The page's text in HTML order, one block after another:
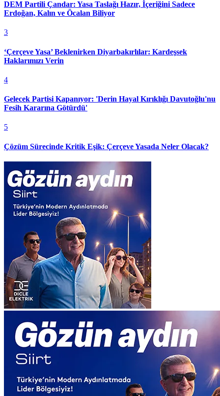
DEM Partili Çandar: Yasa Taslağı Hazır, İçeriğini Sadece
Erdoğan, Kalın ve Öcalan Biliyor
3
‘Çerçeve Yasa’ Beklenirken Diyarbakırlılar: Kardeşsek
Haklarımızı Verin
4
Gelecek Partisi Kapanıyor: 'Derin Hayal Kırıklığı Davutoğlu'nu
Fesih Kararına Götürdü'
5
Çözüm Sürecinde Kritik Eşik: Çerçeve Yasada Neler Olacak?